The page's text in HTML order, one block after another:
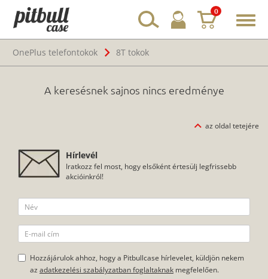
0
OnePlus telefontokok
8T tokok
A keresésnek sajnos nincs eredménye
az oldal tetejére
Hírlevél
Iratkozz fel most, hogy elsőként értesülj legfrissebb
akcióinkról!
Hozzájárulok ahhoz, hogy a Pitbullcase hírlevelet, küldjön nekem
az adatkezelési szabályzatban foglaltaknak megfelelően.